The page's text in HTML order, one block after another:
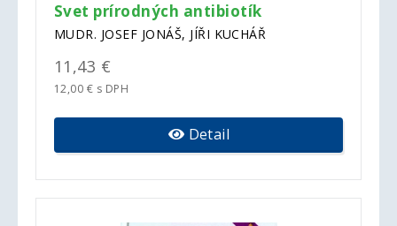
Svet prírodných antibiotík
MUDR. JOSEF JONÁŠ, JÍŘI KUCHÁŘ
11,43 €
12,00 € s DPH
Detail